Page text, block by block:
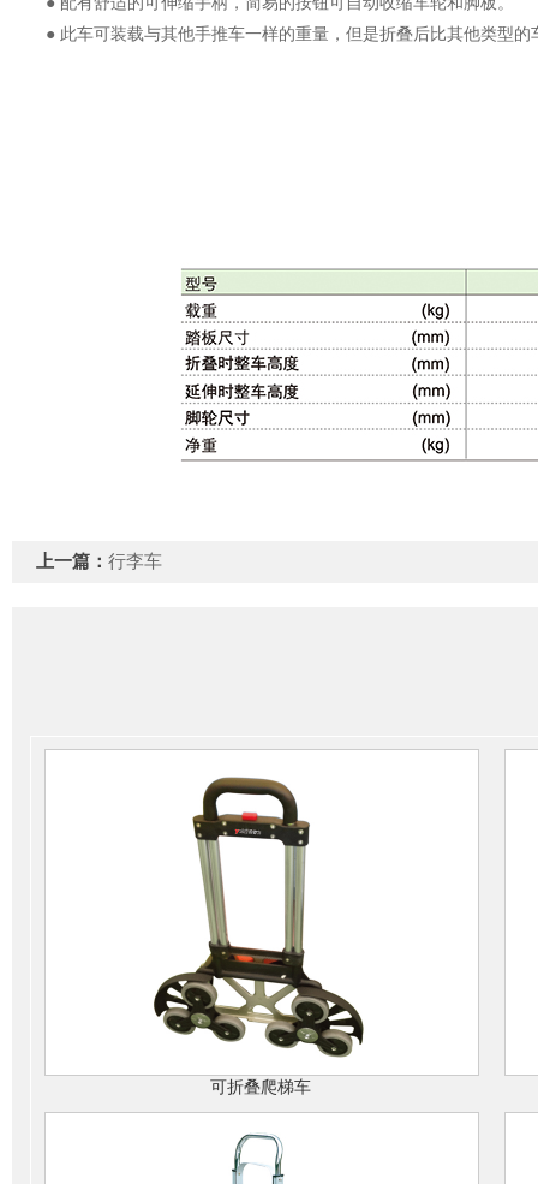
● 此车可装载与其他手推车一样的重量，但是折叠后比其他类型的
上一篇： 行李车
可折叠爬梯车